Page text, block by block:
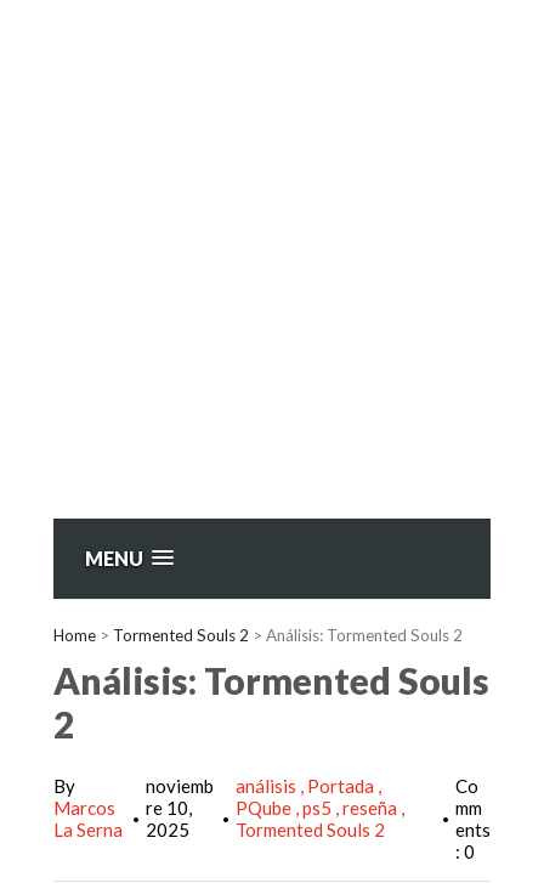
MENU
Home > Tormented Souls 2 > Análisis: Tormented Souls 2
Análisis: Tormented Souls
2
By
Marcos
La Serna
•
noviemb
re 10,
2025
•
análisis
Portada
PQube ps5 reseña
Tormented Souls 2
•
Co
mm
ents
: 0